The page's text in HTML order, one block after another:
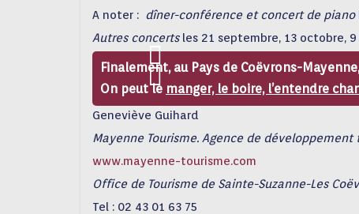
A noter : dîner-conférence et concert de piano
Autres concerts les 21 septembre, 13 octobre,
Finalement, au Pays de Coëvrons-
On peut le manger, le boire, l’entendre
Geneviève Guihard
Mayenne Tourisme. Agence de
www.mayenne-tourisme.com
Office de Tourisme de Sainte-Suzanne-Les
Tel : 02 43 01 63 75